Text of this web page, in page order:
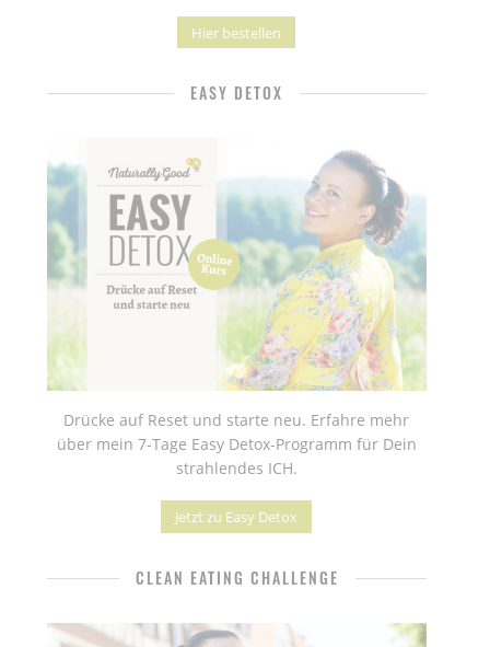
Hier bestellen
EASY DETOX
Drücke auf Reset und starte neu. Erfahre mehr
über mein 7-Tage Easy Detox-Programm für Dein
strahlendes ICH.
Jetzt zu Easy Detox
CLEAN EATING CHALLENGE